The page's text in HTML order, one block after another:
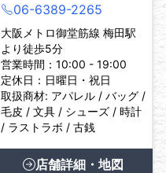
06-6389-2265
大阪メトロ御堂筋線 梅田駅
より徒歩5分
営業時間：10:00 - 19:00
定休日：日曜日・祝日
取扱商材: アパレル / バッグ /
毛皮 / 文具 / シューズ / 時計
/ ラストラボ / 古銭
店舗詳細・地図